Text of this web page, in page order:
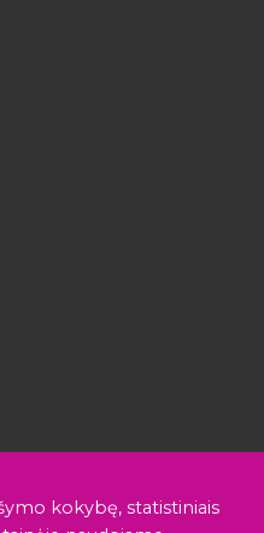
kokybę, statistiniais